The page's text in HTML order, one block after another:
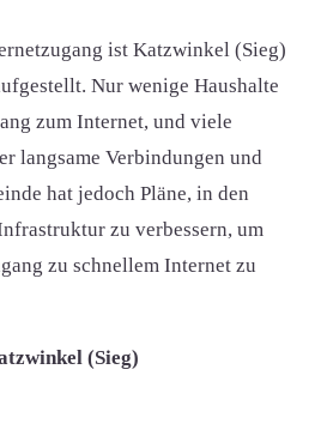
ist Katzwinkel (Sieg)
Nur wenige Haushalte
zum Internet, und viele
langsame Verbindungen und
hat jedoch Pläne, in den
zu verbessern, um
zu schnellem Internet zu
(Sieg)